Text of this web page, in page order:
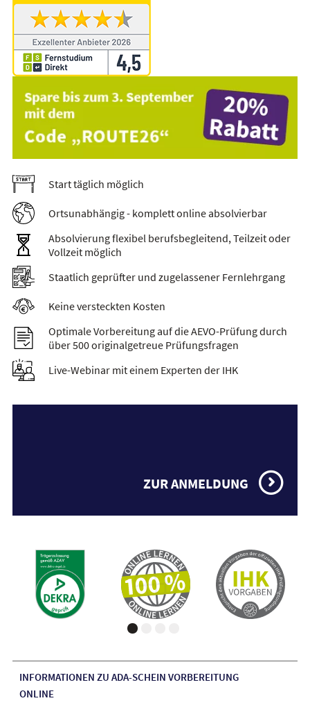
Start täglich möglich
Ortsunabhängig - komplett online absolvierbar
Absolvierung flexibel berufsbegleitend, Teilzeit oder
Vollzeit möglich
Staatlich geprüfter und zugelassener Fernlehrgang
Keine versteckten Kosten
Optimale Vorbereitung auf die AEVO-Prüfung durch
über 500 originalgetreue Prüfungsfragen
Live-Webinar mit einem Experten der IHK
ZUR ANMELDUNG
INFORMATIONEN ZU ADA-SCHEIN VORBEREITUNG
ONLINE